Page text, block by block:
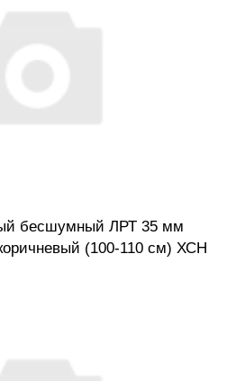
бесшумный ЛРТ 35 мм
(100-110 см) ХСН